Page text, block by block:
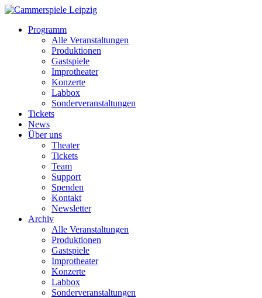
Programm
Alle Veranstaltungen
Produktionen
Gastspiele
Improtheater
Konzerte
Labbox
Sonderveranstaltungen
Tickets
News
Über uns
Theater
Tickets
Team
Support
Spenden
Kontakt
Newsletter
Archiv
Alle Veranstaltungen
Produktionen
Gastspiele
Improtheater
Konzerte
Labbox
Sonderveranstaltungen